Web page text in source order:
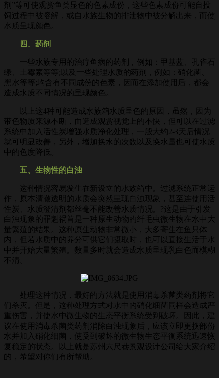
剂”等可使观赏鱼类显色的色素成份，这些色素成份可能自投
饲过程中被溶解，或自水族生物的排泄物中被分解出来，而使
水质呈现颜色。
四、药剂
一些水族专用的治疗鱼病的药剂，例如：甲基蓝、孔雀石
绿、土霉素等等;以及一些处理水质的药剂，例如：硝化菌、
黑水等等;均含有不同成份的色素，因而在添加使用后，都会
造成水质不同情况的呈现颜色。
以上这4种可能造成水族箱水质呈色的原因，虽然，因为
带色物质来源不断，而造成观赏视觉上的不快，但可以在过滤
系统中加入活性炭增强水质净化处理，一般大约2-3天后情况
就可明显改善，另外，增加换水的次数以及换水量也可使水质
中的色度降低。
五、生物性的白浊
这种情况容易发生在新设立的水族箱中。过滤系统正常运
作，原本清澈透明的水质会突然呈现白浊现象，甚至连使用活
性炭、水质澄清剂都丝毫不能改善水质情况。?这是由于引发
白浊现象的罪魁祸首是一种原生动物的纤毛虫微生物在水中大
量繁殖的结果。这种原生动物非常微小，大多寄生在鱼只体
内，但若水质中的养分可供它们摄取时，也可以直接生活于水
中并开始大量繁殖。数量多时就会造成水质呈现乳白色而模糊
不清。
处理这种情况，最好的方法就是使用消毒杀菌类药剂将它
们杀灭。但是，这种处理方式对水中的硝化细菌同样会造成严
重伤害，并使水中微生物的生态平衡系统受到破坏。因此，建
议在使用消毒杀菌类药剂消除白浊现象后，应该立即更换部份
水并加入硝化细菌，使受到破坏的微生物生态平衡系统迅速恢
复稳定的状态。以上就是苏州六尺巷景观设计公司给大家介绍
的，希望对你们有所帮助。